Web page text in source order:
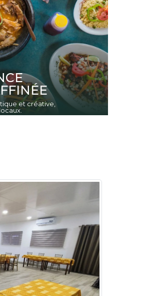
et créative,